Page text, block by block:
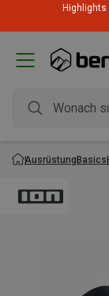
AusrüstungBasics